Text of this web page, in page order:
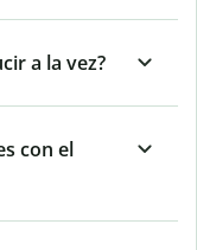
a la vez?
con el